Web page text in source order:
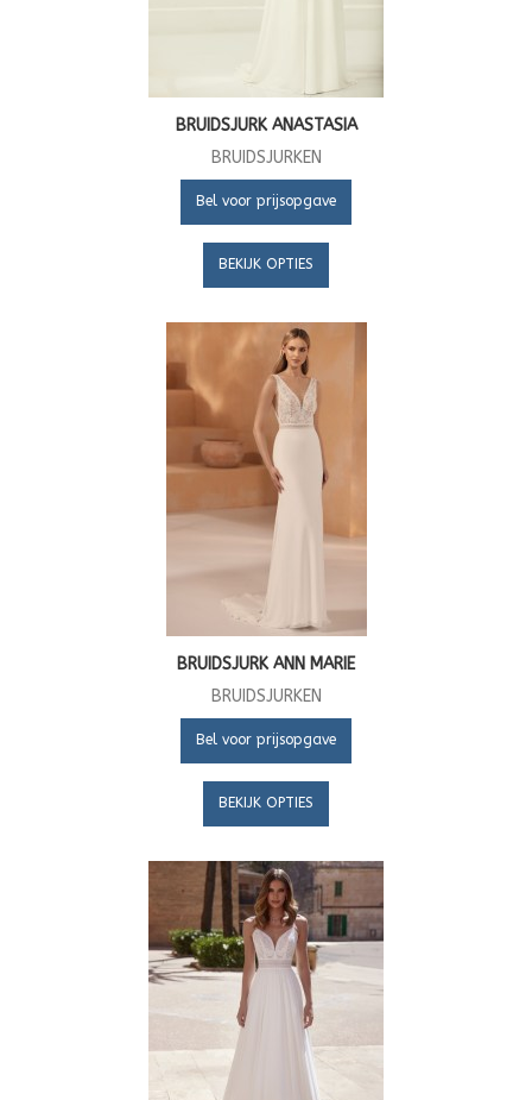
BRUIDSJURK ANASTASIA
BRUIDSJURKEN
Bel voor prijsopgave
BEKIJK OPTIES
BRUIDSJURK ANN MARIE
BRUIDSJURKEN
Bel voor prijsopgave
BEKIJK OPTIES